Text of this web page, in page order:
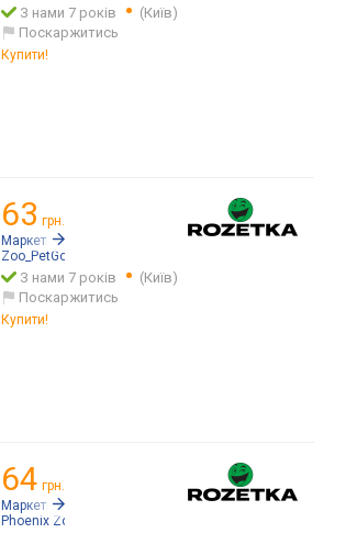
З нами 7 років
(Київ)
Поскаржитись
Купити!
63 грн.
Маркетплейс:
Zoo_PetGo
З нами 7 років
(Київ)
Поскаржитись
Купити!
64 грн.
Маркетплейс:
Phoenix Zoo